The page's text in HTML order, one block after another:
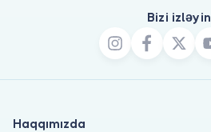
Bizi izləyin
Haqqımızda